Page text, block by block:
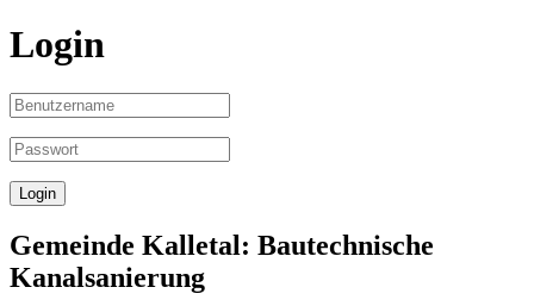
Login
Gemeinde Kalletal: Bautechnische
Kanalsanierung